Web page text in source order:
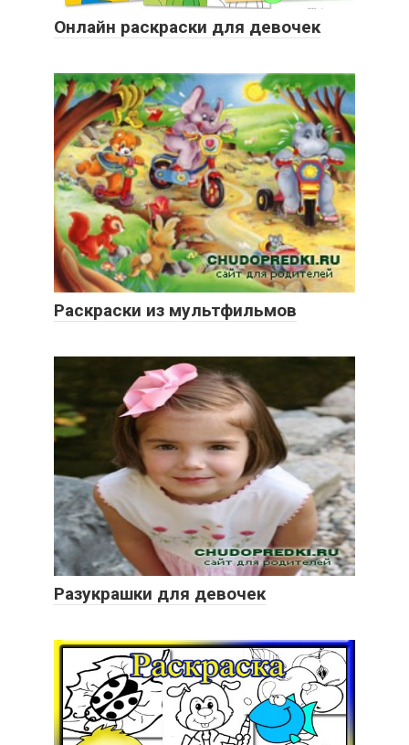
Онлайн раскраски для девочек
Раскраски из мультфильмов
Разукрашки для девочек